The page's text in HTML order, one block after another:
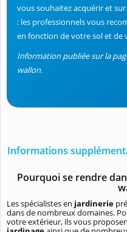
vous souhaitez acquérir et
: les professionnels vous
en fonction de votre sol et de
Information publiée sur la
wallon.
Informations
Pourquoi se rendre
Les spécialistes en jardinerie
dans de nombreux domaines.
votre extérieur, ils vous